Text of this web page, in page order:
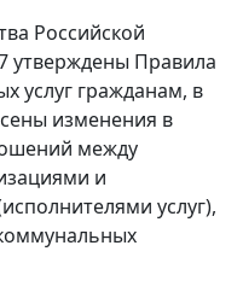
Российской
утверждены Правила
услуг гражданам, в
изменения в
между
и
услуг),